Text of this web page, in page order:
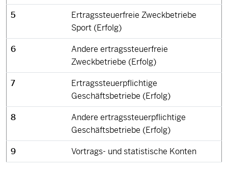
5
Ertragssteuerfreie Zweckbetriebe
Sport (Erfolg)
6
Andere ertragssteuerfreie
Zweckbetriebe (Erfolg)
7
Ertragssteuerpflichtige
Geschäftsbetriebe (Erfolg)
8
Andere ertragssteuerpflichtige
Geschäftsbetriebe (Erfolg)
9
Vortrags- und statistische Konten